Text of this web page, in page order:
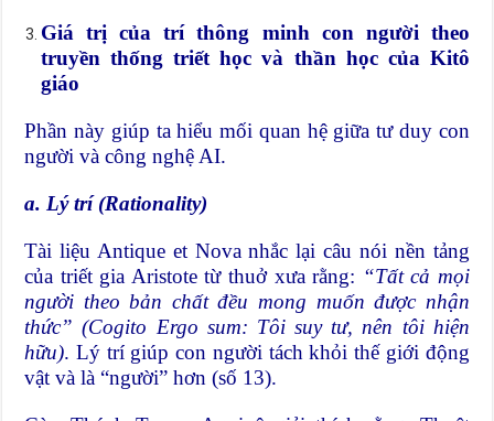
Giá trị của trí thông minh con người theo
truyền thống triết học và thần học của Kitô
giáo
Phần này giúp ta hiểu mối quan hệ giữa tư duy con
người và công nghệ AI.
a. Lý trí (Rationality)
Tài liệu Antique et Nova nhắc lại câu nói nền tảng
của triết gia Aristote từ thuở xưa rằng: “Tất cả mọi
người theo bản chất đều mong muốn được nhận
thức” (Cogito Ergo sum: Tôi suy tư, nên tôi hiện
hữu). Lý trí giúp con người tách khỏi thế giới động
vật và là “người” hơn (số 13).